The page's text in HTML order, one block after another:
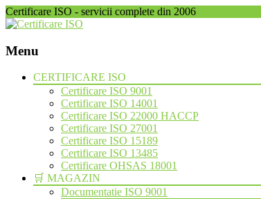
Certificare ISO - servicii complete din 2006
Menu
Skip
CERTIFICARE ISO
Certificare ISO 9001
Certificare ISO 14001
Certificare ISO 22000 HACCP
Certificare ISO 27001
Certificare ISO 15189
Certificare ISO 13485
Certificare OHSAS 18001
🛒 MAGAZIN
Documentatie ISO 9001